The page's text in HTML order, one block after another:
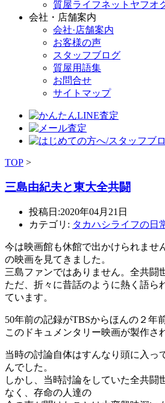
質屋ライフネットヤフオ
会社・店舗案内
会社·店舗案内
お客様の声
スタッフブログ
質屋用語集
お問合せ
サイトマップ
TOP >
三島由紀夫と東大全共闘
投稿日:2020年04月21日
カテゴリ: タカハシライフの日
今は映画館も休館で出かけられませ
の映画を見てきました。
三島ファンではありません。全共闘
ただ、折々に昔話のように熱く語ら
ています。
50年前の記録がTBSからほんの２年
このドキュメンタリー映画が製作さ
当時の討論自体はすんなり頭に入っ
んでした。
しかし、当時討論をしていた全共闘
なく、存命の人達の